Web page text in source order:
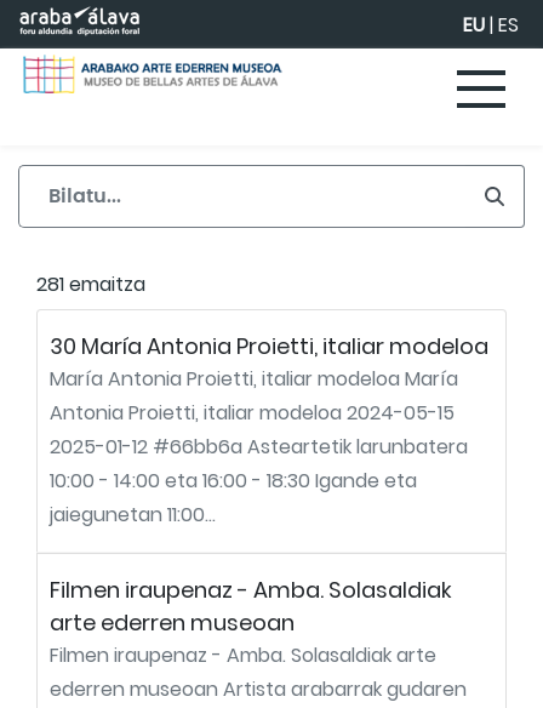
Eduki nagusira joan EU|ES
281 emaitza
30 María Antonia Proietti, italiar modeloa
María Antonia Proietti, italiar modeloa María
Antonia Proietti, italiar modeloa 2024-05-15
2025-01-12 #66bb6a Asteartetik larunbatera
10:00 - 14:00 eta 16:00 - 18:30 Igande eta
jaiegunetan 11:00...
Filmen iraupenaz - Amba. Solasaldiak
arte ederren museoan
Filmen iraupenaz - Amba. Solasaldiak arte
ederren museoan Artista arabarrak gudaren